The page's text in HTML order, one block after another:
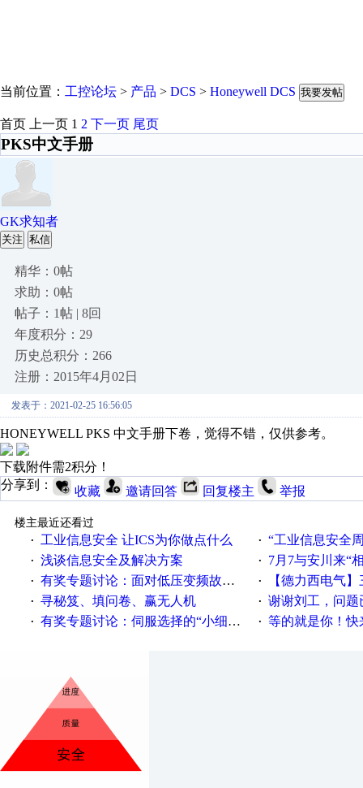
当前位置： 工控论坛 > 产品 > DCS > Honeywell DCS 我要发帖
首页 上一页 1 2 下一页 尾页
PKS中文手册
GK求知者
关注 私信
精华：0帖
求助：0帖
帖子：1帖 | 8回
年度积分：29
历史总积分：266
注册：2015年4月02日
发表于：2021-02-25 16:56:05
HONEYWELL PKS 中文手册下卷，觉得不错，仅供参考。
下载附件需2积分！
分享到：
收藏 邀请回答 回复楼主 举报
楼主最近还看过
·
工业信息安全 让ICS为你做点什么 · “工业信息安全周之我见”
· 浅谈信息安全及解决方案 · 7月7与安川来“
· 有奖专题讨论：面对低压变频故障，老手是这样解决的！ · 【德力西电气】三
· 寻秘笈、填问卷、赢无人机 · 谢谢刘工，问题
· 有奖专题讨论：伺服选择的“小细节大学问”奖励公告 · 等的就是你！快来